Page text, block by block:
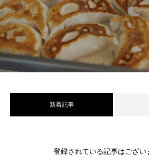
新着記事
登録されている記事はござい